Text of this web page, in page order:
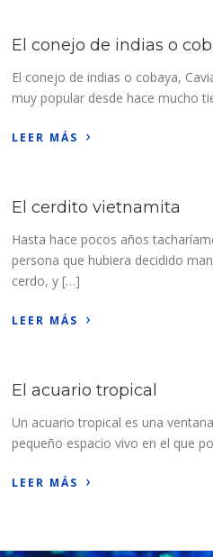
El conejo de indias o
El conejo de indias o cobaya,
muy popular desde hace mucho
LEER MÁS ›
El cerdito vietnamita
Hasta hace pocos años
persona que hubiera decidido
cerdo, y […]
LEER MÁS ›
El acuario tropical
Un acuario tropical es una
pequeño espacio vivo en el que
LEER MÁS ›